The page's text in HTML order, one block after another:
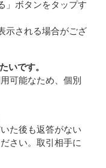
」ボタンをタップす
示される場合がござ
いです。
可能なため、個別
た後も返答がない
さい。取引相手に